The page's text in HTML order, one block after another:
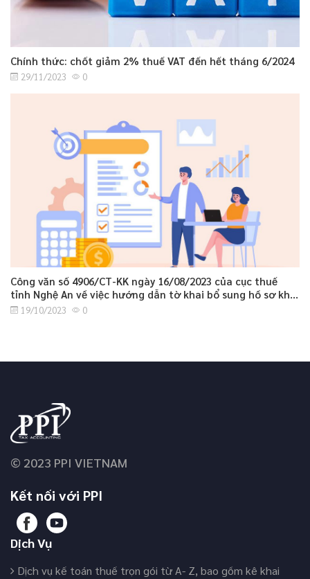
Chính thức: chốt giảm 2% thuế VAT đến hết tháng 6/2024
29/11/2023 0
Công văn số 4906/CT-KK ngày 16/08/2023 của cục thuế
tỉnh Nghệ An về việc hướng dẫn tờ khai bổ sung hồ sơ khai
thuế GTGT.
19/10/2023 0
© 2023 PPI VIETNAM
Kết nối với PPI
Dịch Vụ
Dịch vụ kế toán thuế trọn gói từ A- Z, bao gồm kê khai